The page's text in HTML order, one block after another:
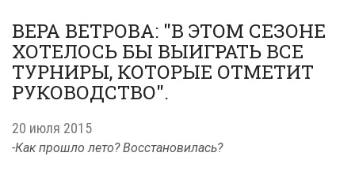
ВЕРА ВЕТРОВА: "В ЭТОМ СЕЗОНЕ
ХОТЕЛОСЬ БЫ ВЫИГРАТЬ ВСЕ
ТУРНИРЫ, КОТОРЫЕ ОТМЕТИТ
РУКОВОДСТВО".
20 июля 2015
-Как прошло лето? Восстановилась?